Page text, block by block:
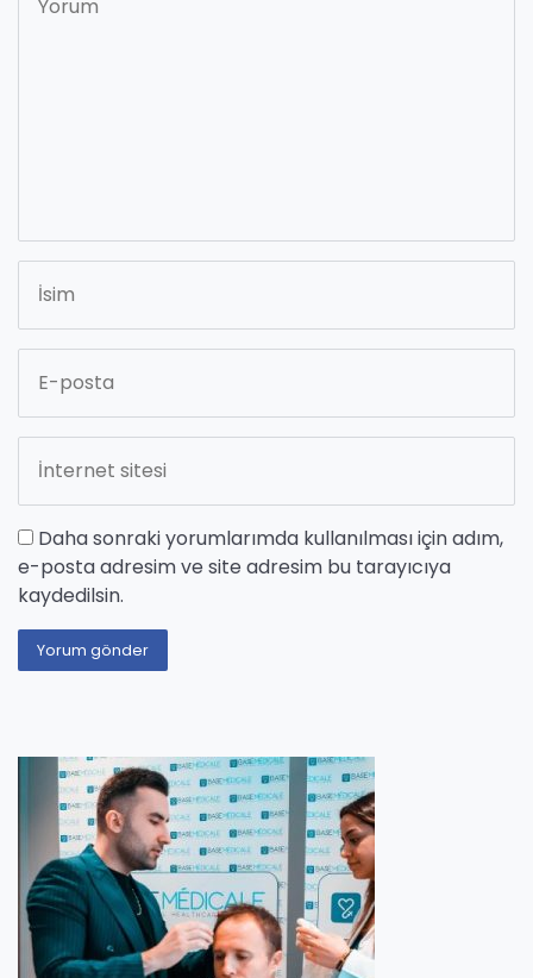
Daha sonraki yorumlarımda kullanılması için adım,
e-posta adresim ve site adresim bu tarayıcıya
kaydedilsin.